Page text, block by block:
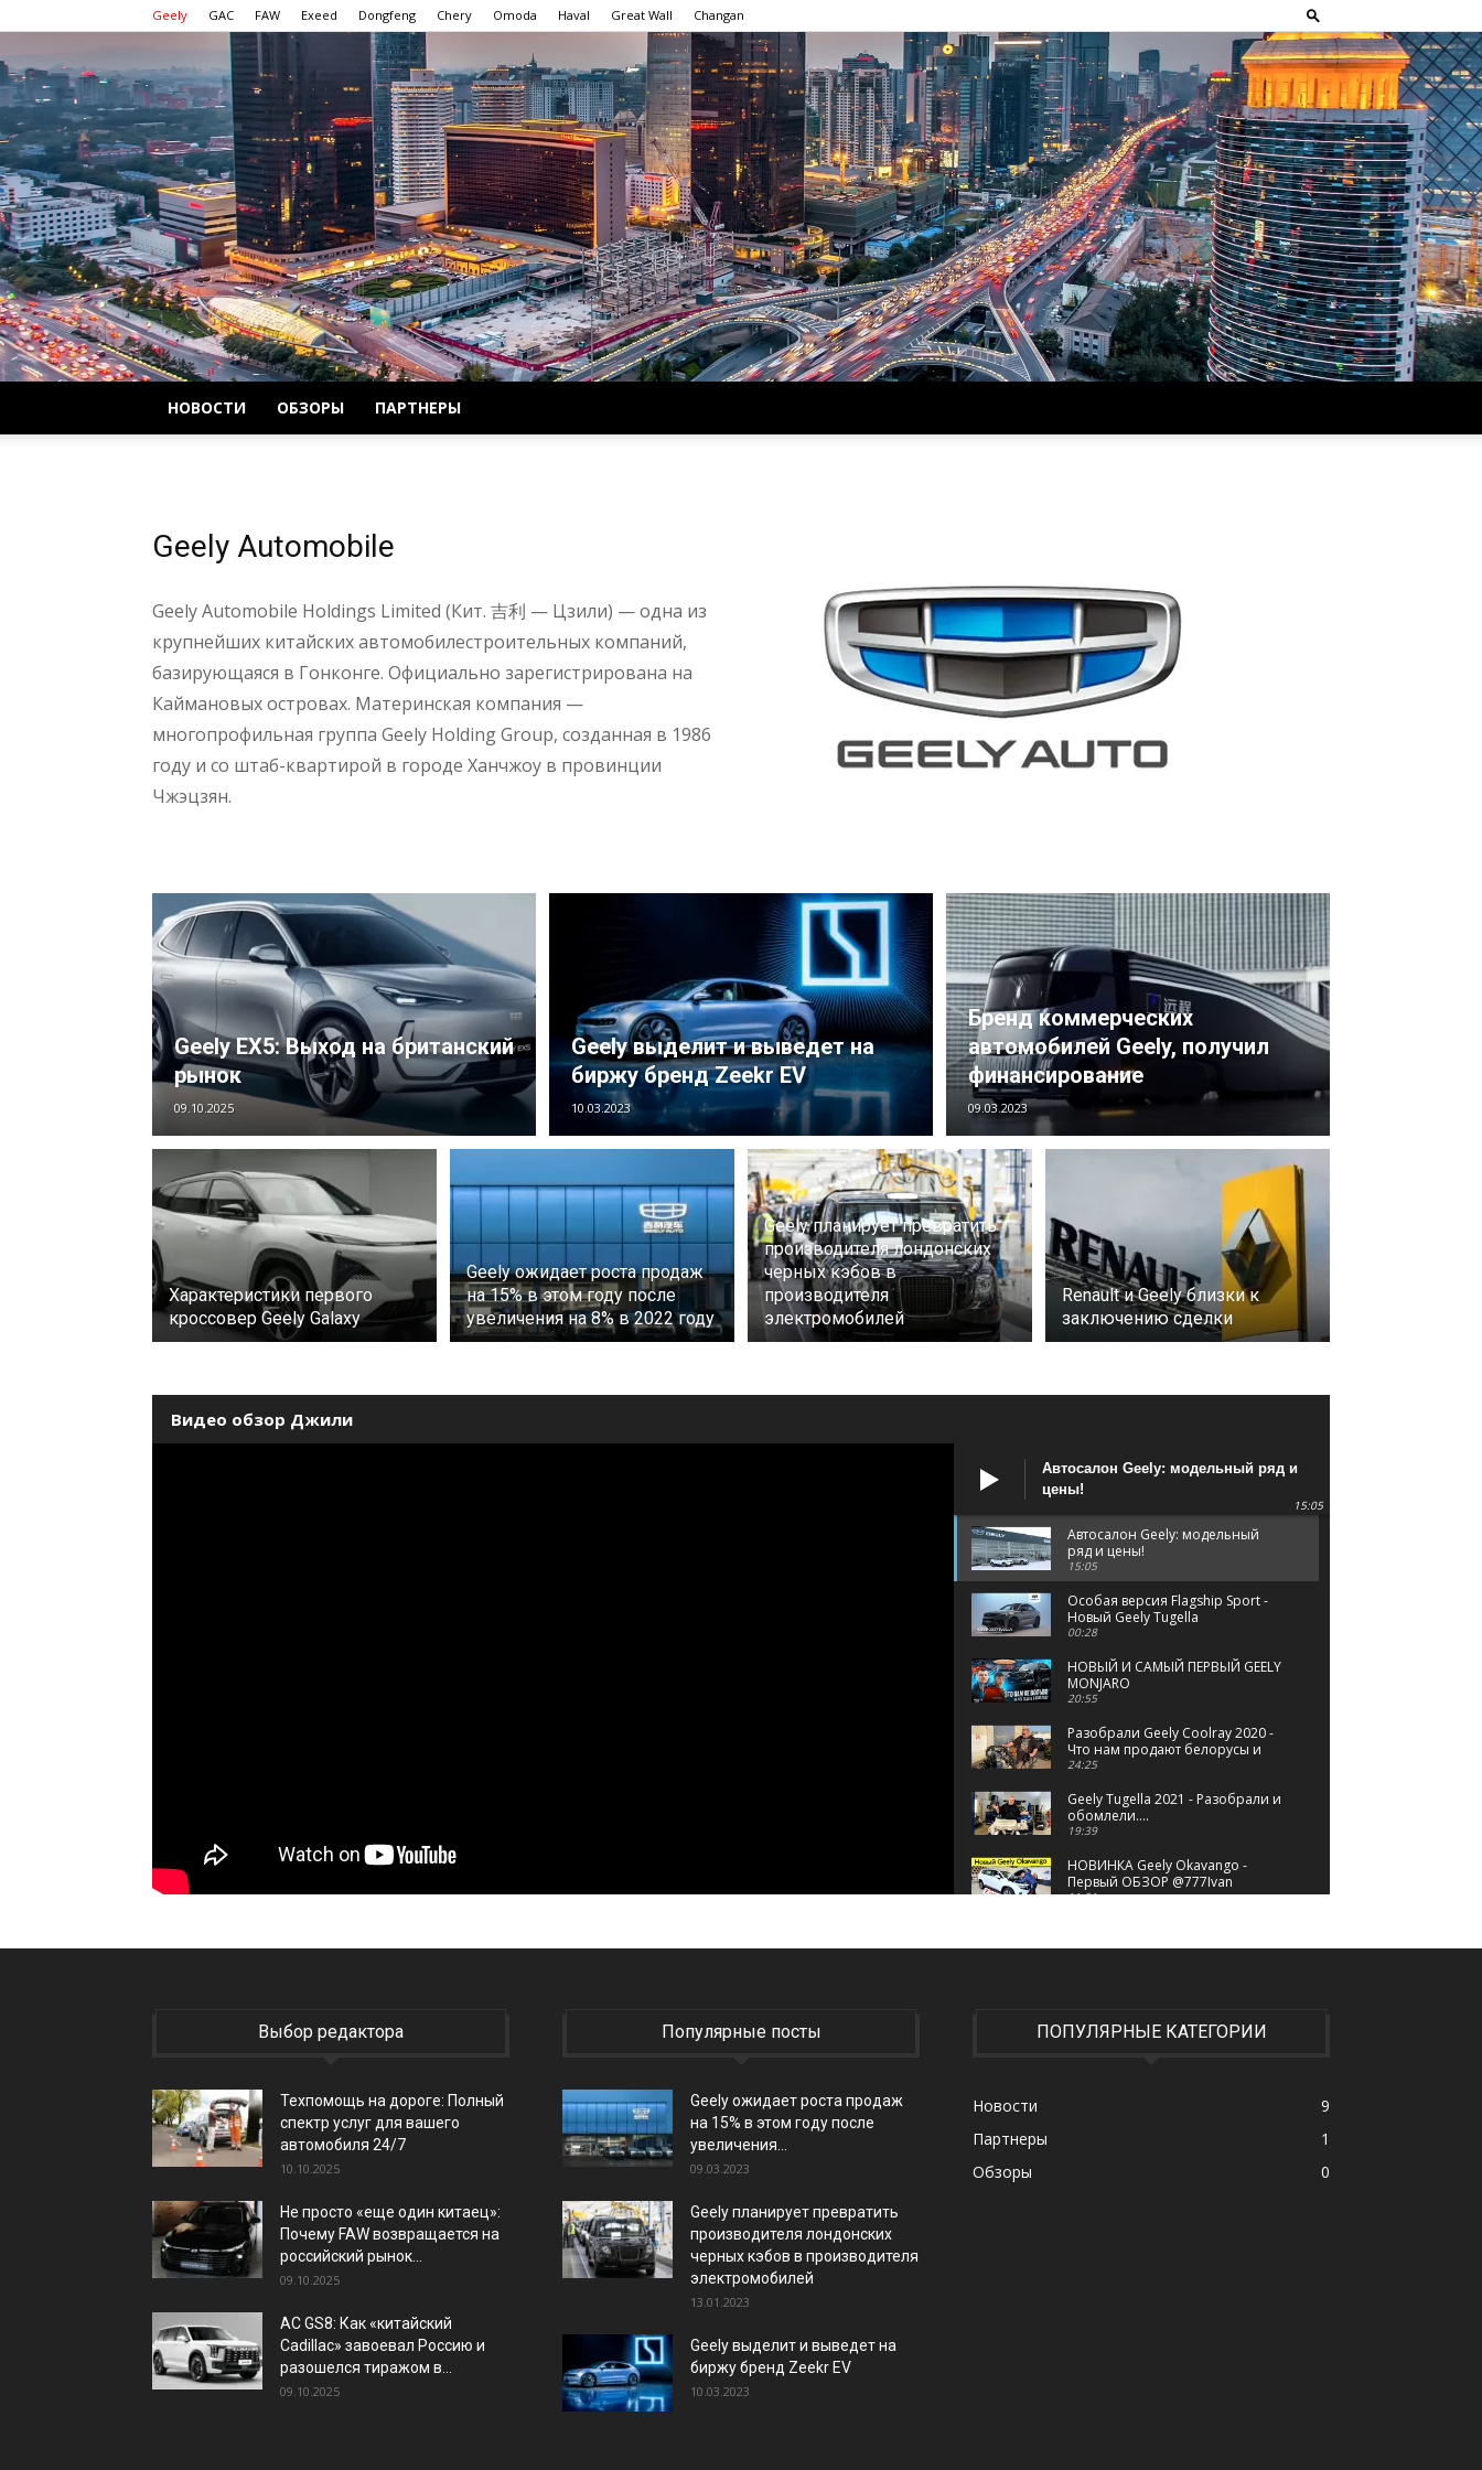
Geely GAC FAW Exeed Dongfeng Chery Omoda Haval Great Wall Changan
НОВОСТИ ОБЗОРЫ ПАРТНЕРЫ
Geely Automobile
Geely Automobile Holdings Limited (Кит. 吉利 — Цзили) — одна из
крупнейших китайских автомобилестроительных компаний,
базирующаяся в Гонконге. Официально зарегистрирована на
Каймановых островах. Материнская компания —
многопрофильная группа Geely Holding Group, созданная в 1986
году и со штаб-квартирой в городе Ханчжоу в провинции
Чжэцзян.
Geely EX5: Выход на британский
рынок
09.10.2025
Geely выделит и выведет на
биржу бренд Zeekr EV
10.03.2023
Бренд коммерческих
автомобилей Geely, получил
финансирование
09.03.2023
Характеристики первого
кроссовер Geely Galaxy
Geely ожидает роста продаж
на 15% в этом году после
увеличения на 8% в 2022 году
Geely планирует превратить
производителя лондонских
черных кэбов в
производителя
электромобилей
Renault и Geely близки к
заключению сделки
Видео обзор Джили
Автосалон Geely: модельный ряд и
цены!
15:05
Автосалон Geely: модельный
ряд и цены!
15:05
Особая версия Flagship Sport -
Новый Geely Tugella
00:28
НОВЫЙ И САМЫЙ ПЕРВЫЙ GEELY
MONJARO
20:55
Разобрали Geely Coolray 2020 -
Что нам продают белорусы и
китайцы за 1.5 миллиона?
24:25
Geely Tugella 2021 - Разобрали и
обомлели….
19:39
НОВИНКА Geely Okavango -
Первый ОБЗОР @777Ivan
11:51
22:19
Выбор редактора
Техпомощь на дороге: Полный
спектр услуг для вашего
автомобиля 24/7
10.10.2025
Не просто «еще один китаец»:
Почему FAW возвращается на
российский рынок...
09.10.2025
AC GS8: Как «китайский
Cadillac» завоевал Россию и
разошелся тиражом в...
09.10.2025
Популярные посты
Geely ожидает роста продаж
на 15% в этом году после
увеличения...
09.03.2023
Geely планирует превратить
производителя лондонских
черных кэбов в производителя
электромобилей
13.01.2023
Geely выделит и выведет на
биржу бренд Zeekr EV
10.03.2023
ПОПУЛЯРНЫЕ КАТЕГОРИИ
Новости
9
Партнеры
1
Обзоры
0